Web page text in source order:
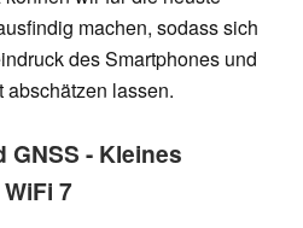
machen, sodass sich
des Smartphones und
lassen.
- Kleines
7